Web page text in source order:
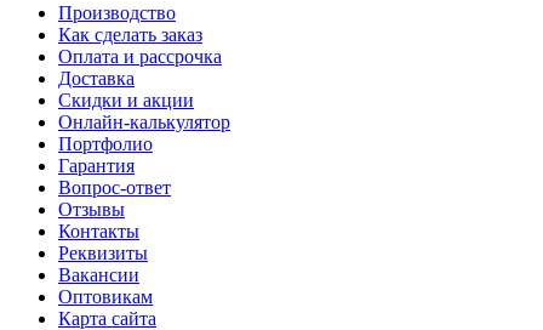
Производство
Как сделать заказ
Оплата и рассрочка
Доставка
Скидки и акции
Онлайн-калькулятор
Портфолио
Гарантия
Вопрос-ответ
Отзывы
Контакты
Реквизиты
Вакансии
Оптовикам
Карта сайта